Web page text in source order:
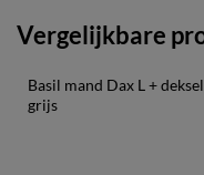
Vergelijkbare
Basil mand Dax L +
grijs